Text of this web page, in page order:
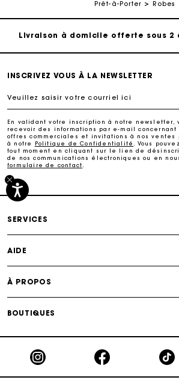
Prêt-à-Porter Robes
Livraison à domicile offerte sous 2
Suivi de commande
Livraison à domicile offerte sous 2
INSCRIVEZ VOUS À LA NEWSLETTER
Veuillez saisir votre courriel ici
En validant votre inscription à notre newsletter,
recevoir des informations par e-mail concernant
offres commerciales et invitations à nos ventes
à notre
Politique de Confidentialité
. Vous
tout moment en cliquant sur le lien de
de nos communications électroniques ou en
formulaire de contact
SERVICES
AIDE
À PROPOS
BOUTIQUES